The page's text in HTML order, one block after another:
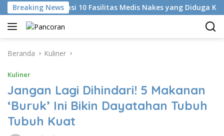
Langsung
ke
konten
Breaking News
10 Fasilitas Medis Nakes yang Diduga Komentar
Beranda Kuliner
Kuliner
Jangan Lagi Dihindari! 5 Makanan
‘Buruk’ Ini Bikin Dayatahan Tubuh
Tubuh Kuat